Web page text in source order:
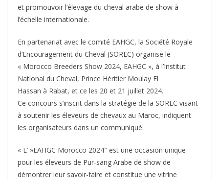
et promouvoir l’élevage du cheval arabe de show à
l’échelle internationale.
En partenariat avec le comité EAHGC, la Société Royale
d’Encouragement du Cheval (SOREC) organise le
« Morocco Breeders Show 2024, EAHGC », à l’Institut
National du Cheval, Prince Héritier Moulay El
Hassan à Rabat, et ce les 20 et 21 juillet 2024.
Ce concours s’inscrit dans la stratégie de la SOREC visant
à soutenir les éleveurs de chevaux au Maroc, indiquent
les organisateurs dans un communiqué.
« L’ »EAHGC Morocco 2024″ est une occasion unique
pour les éleveurs de Pur-sang Arabe de show de
démontrer leur savoir-faire et constitue une vitrine